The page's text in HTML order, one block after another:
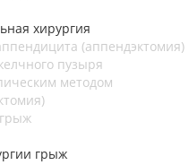
хирургия
(аппендэктомия)
пузыря
методом
грыж